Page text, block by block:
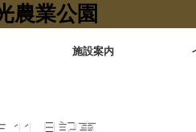
施設案内